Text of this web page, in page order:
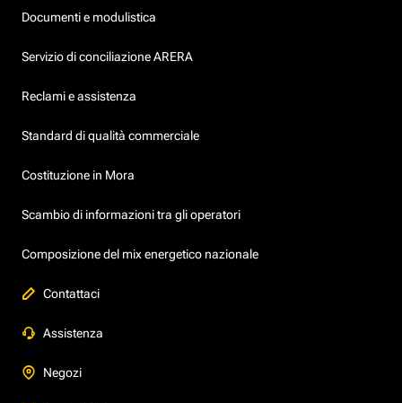
Documenti e modulistica
Servizio di conciliazione ARERA
Reclami e assistenza
Standard di qualità commerciale
Costituzione in Mora
Scambio di informazioni tra gli operatori
Composizione del mix energetico nazionale
Contattaci
Assistenza
Negozi